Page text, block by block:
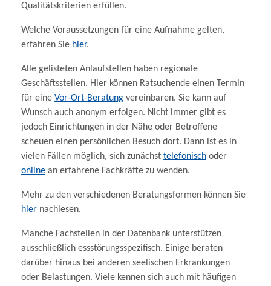
Qualitätskriterien erfüllen.
Welche Voraussetzungen für eine Aufnahme gelten,
erfahren Sie hier.
Alle gelisteten Anlaufstellen haben regionale
Geschäftsstellen. Hier können Ratsuchende einen Termin
für eine Vor-Ort-Beratung vereinbaren. Sie kann auf
Wunsch auch anonym erfolgen. Nicht immer gibt es
jedoch Einrichtungen in der Nähe oder Betroffene
scheuen einen persönlichen Besuch dort. Dann ist es in
vielen Fällen möglich, sich zunächst telefonisch oder
online an erfahrene Fachkräfte zu wenden.
Mehr zu den verschiedenen Beratungsformen können Sie
hier nachlesen.
Manche Fachstellen in der Datenbank unterstützen
ausschließlich essstörungsspezifisch. Einige beraten
darüber hinaus bei anderen seelischen Erkrankungen
oder Belastungen. Viele kennen sich auch mit häufigen